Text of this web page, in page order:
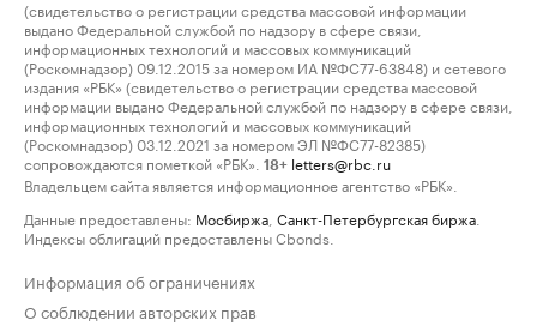
(свидетельство о регистрации средства массовой информации
выдано Федеральной службой по надзору в сфере связи,
информационных технологий и массовых коммуникаций
(Роскомнадзор) 09.12.2015 за номером ИА №ФС77-63848) и сетевого
издания «РБК» (свидетельство о регистрации средства массовой
информации выдано Федеральной службой по надзору в сфере связи,
информационных технологий и массовых коммуникаций
(Роскомнадзор) 03.12.2021 за номером ЭЛ №ФС77-82385)
сопровождаются пометкой «РБК».
18+ letters@rbc.ru
Владельцем сайта является информационное агентство «РБК».
Данные предоставлены: Мосбиржа Санкт-Петербургская биржа
Индексы облигаций предоставлены Cbonds.
Информация об ограничениях
О соблюдении авторских прав